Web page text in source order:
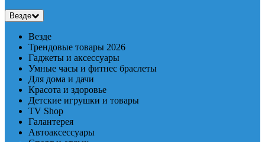
Везде
Везде
Трендовые товары 2026
Гаджеты и аксессуары
Умные часы и фитнес браслеты
Для дома и дачи
Красота и здоровье
Детские игрушки и товары
TV Shop
Галантерея
Автоаксессуары